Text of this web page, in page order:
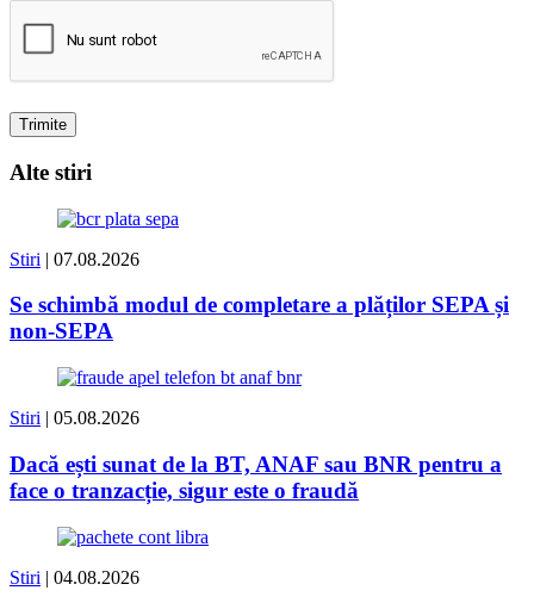
Alte stiri
Stiri | 07.08.2026
Se schimbă modul de completare a plăților SEPA și
non-SEPA
Stiri | 05.08.2026
Dacă ești sunat de la BT, ANAF sau BNR pentru a
face o tranzacție, sigur este o fraudă
Stiri | 04.08.2026